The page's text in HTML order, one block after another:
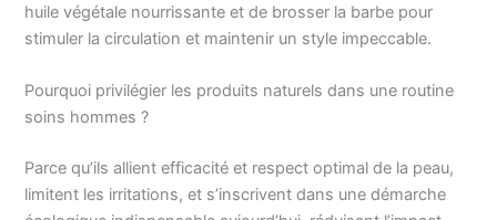
huile végétale nourrissante et de brosser la barbe pour
stimuler la circulation et maintenir un style impeccable.
Pourquoi privilégier les produits naturels dans une routine
soins hommes ?
Parce qu’ils allient efficacité et respect optimal de la peau,
limitent les irritations, et s’inscrivent dans une démarche